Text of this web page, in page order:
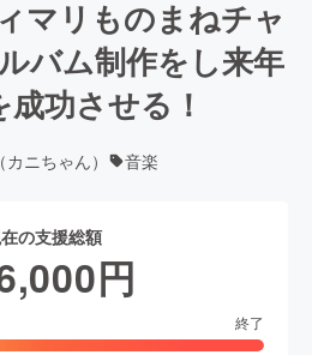
マリものまねチャ
バム制作をし来年
功させる！
ニちゃん） 音楽
の支援総額
円
終了